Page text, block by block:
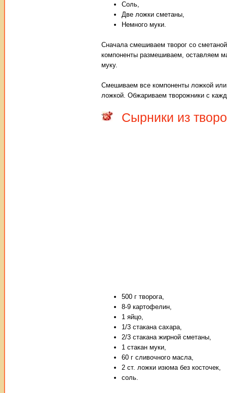
Соль,
Две ложки сметаны,
Немного муки.
Сначала смешиваем творог со
компоненты размешиваем, оставляем
муку.
Смешиваем все компоненты ложкой
ложкой. Обжариваем творожники с
Сырники из
500 г творога,
8-9 картофелин,
1 яйцо,
1/3 стакана сахара,
2/3 стакана жирной сметаны,
1 стакан муки,
60 г сливочного масла,
2 ст. ложки изюма без косточек,
соль.